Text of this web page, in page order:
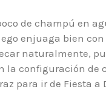
de champú en
enjuaga bien
naturalmente,
la configuración
para ir de Fiesta